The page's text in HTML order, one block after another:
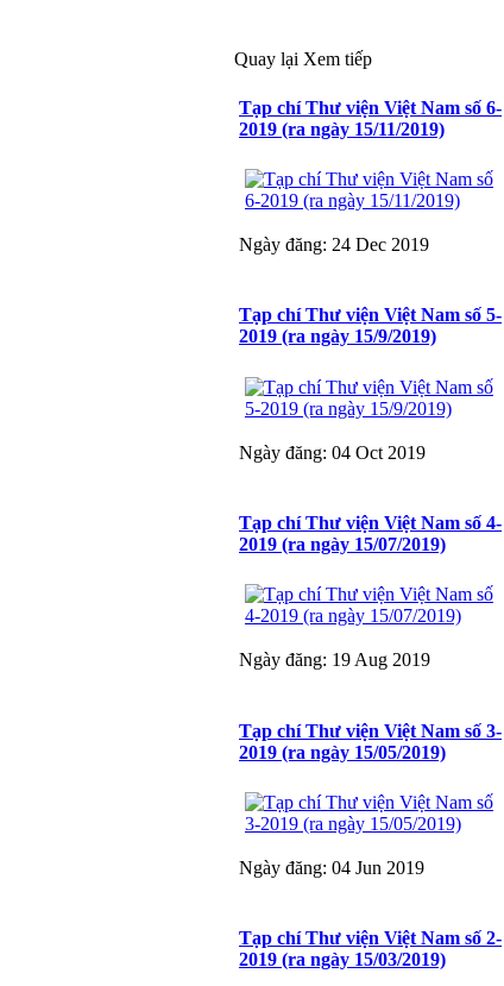
Quay lại Xem tiếp
Tạp chí Thư viện Việt Nam số 6-
2019 (ra ngày 15/11/2019)
Ngày đăng: 24 Dec 2019
Tạp chí Thư viện Việt Nam số 5-
2019 (ra ngày 15/9/2019)
Ngày đăng: 04 Oct 2019
Tạp chí Thư viện Việt Nam số 4-
2019 (ra ngày 15/07/2019)
Ngày đăng: 19 Aug 2019
Tạp chí Thư viện Việt Nam số 3-
2019 (ra ngày 15/05/2019)
Ngày đăng: 04 Jun 2019
Tạp chí Thư viện Việt Nam số 2-
2019 (ra ngày 15/03/2019)